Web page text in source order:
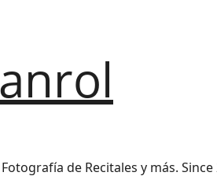
de Recitales y más. Since